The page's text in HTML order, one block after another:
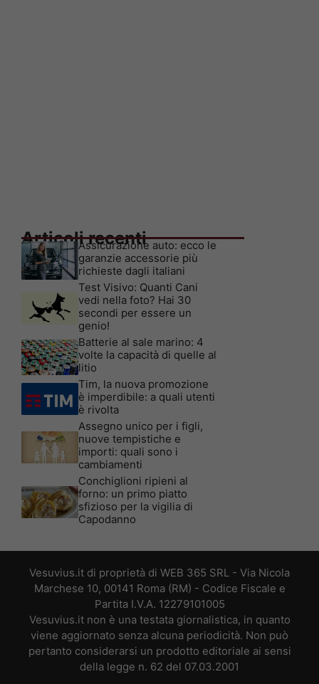
Articoli recenti
Assicurazione auto: ecco le
garanzie accessorie più
richieste dagli italiani
Test Visivo: Quanti Cani
vedi nella foto? Hai 30
secondi per essere un
genio!
Batterie al sale marino: 4
volte la capacità di quelle al
litio
Tim, la nuova promozione
è imperdibile: a quali utenti
è rivolta
Assegno unico per i figli,
nuove tempistiche e
importi: quali sono i
cambiamenti
Conchiglioni ripieni al
forno: un primo piatto
sfizioso per la vigilia di
Capodanno
Vesuvius.it di proprietà di WEB 365 SRL - Via Nicola
Marchese 10, 00141 Roma (RM) - Codice Fiscale e
Partita I.V.A. 12279101005
Vesuvius.it non è una testata giornalistica, in quanto
viene aggiornato senza alcuna periodicità. Non può
pertanto considerarsi un prodotto editoriale ai sensi
della legge n. 62 del 07.03.2001